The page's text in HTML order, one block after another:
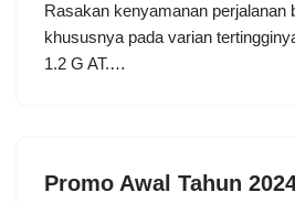
Rasakan kenyamanan perjalanan
khususnya pada varian
1.2 G AT.…
Promo Awal Tahun